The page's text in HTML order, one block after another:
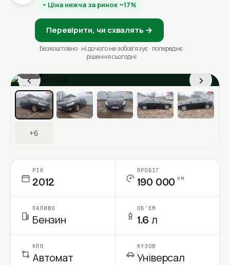
Ціна нижча за ринок ~17%
Перевірити, чи схвалять →
Безкоштовно · ні до чого не зобовʼязує · попереднє
рішення сьогодні
‹ ›
1 / 13
Ціна в місяць
+6
РІК
2012
ПРОБІГ
190 000 км
ПАЛИВО
Бензин
ОБ'ЄМ
1.6 л
КПП
Автомат
КУЗОВ
Універсал